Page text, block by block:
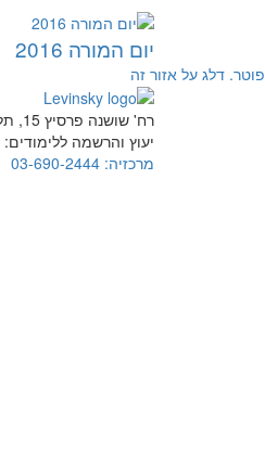
יום המורה 2016
פוטר. דלג על אזור זה
רח' שושנה פרסיץ 15, תל אביב
יעוץ והרשמה ללימודים:
מרכזיה: 03-690-2444